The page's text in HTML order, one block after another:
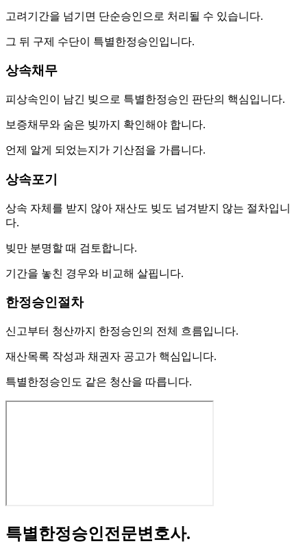
고려기간을 넘기면 단순승인으로 처리될 수 있습니다.
그 뒤 구제 수단이 특별한정승인입니다.
상속채무
피상속인이 남긴 빚으로 특별한정승인 판단의 핵심입니다.
보증채무와 숨은 빚까지 확인해야 합니다.
언제 알게 되었는지가 기산점을 가릅니다.
상속포기
상속 자체를 받지 않아 재산도 빚도 넘겨받지 않는 절차입니
다.
빚만 분명할 때 검토합니다.
기간을 놓친 경우와 비교해 살핍니다.
한정승인절차
신고부터 청산까지 한정승인의 전체 흐름입니다.
재산목록 작성과 채권자 공고가 핵심입니다.
특별한정승인도 같은 청산을 따릅니다.
특별한정승인전문변호사.